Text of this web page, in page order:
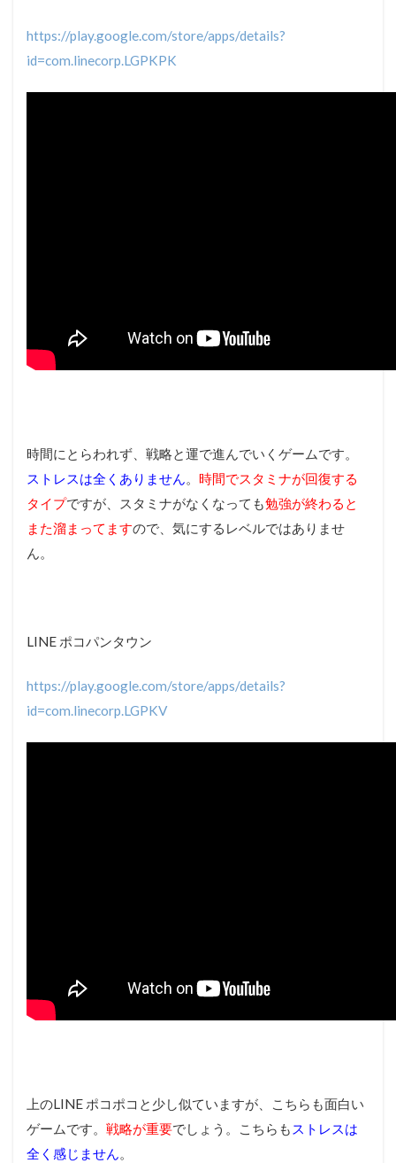
https://play.google.com/store/apps/details?
id=com.linecorp.LGPKPK
時間にとらわれず、戦略と運で進んでいくゲームです。
ストレスは全くありません。 時間でスタミナが回復する
タイプですが、スタミナがなくなっても勉強が終わると
また溜まってますので、気にするレベルではありませ
ん。
LINE ポコパンタウン
https://play.google.com/store/apps/details?
id=com.linecorp.LGPKV
上のLINE ポコポコと少し似ていますが、こちらも面白い
ゲームです。 戦略が重要でしょう。こちらも ストレスは
全く感じません。